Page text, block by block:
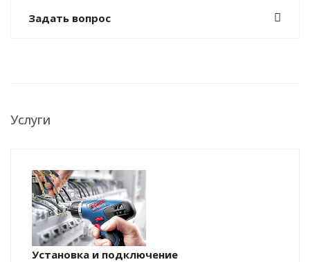
Задать вопрос
Услуги
Установка и подключение